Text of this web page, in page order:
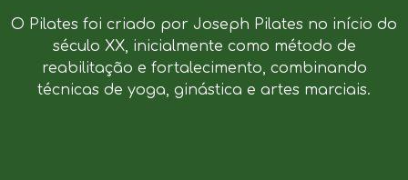
O Pilates foi criado por Joseph Pilates no início do
século XX, inicialmente como método de
reabilitação e fortalecimento, combinando
técnicas de yoga, ginástica e artes marciais.